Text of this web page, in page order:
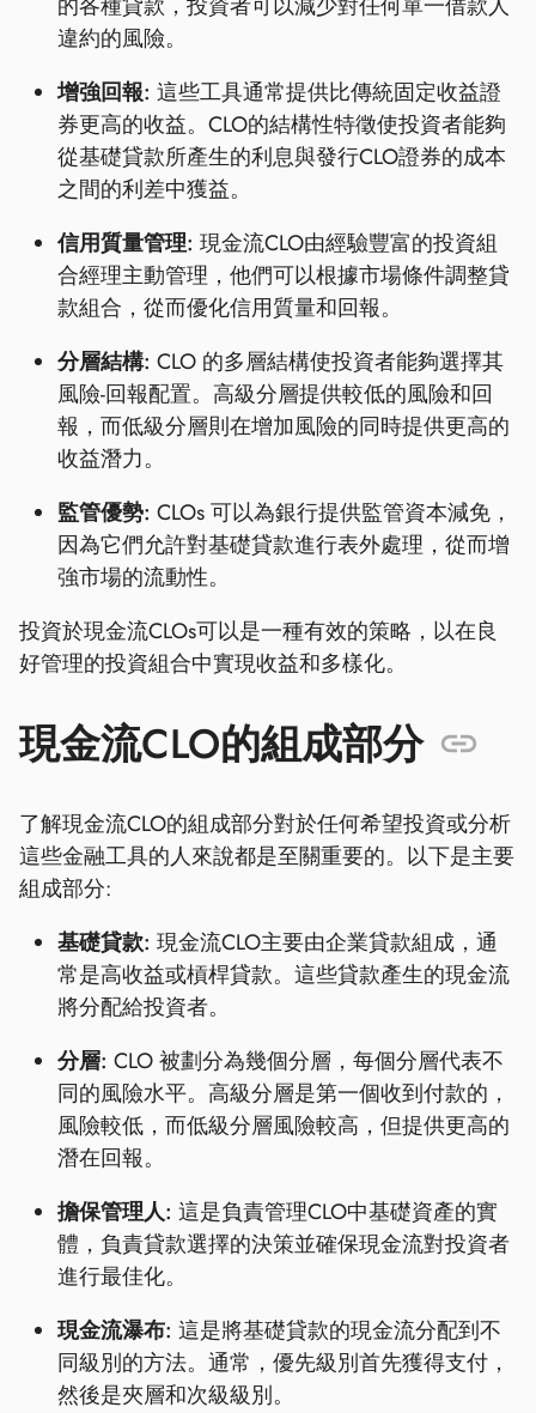
違約的風險。
增強回報: 這些工具通常提供比傳統固定收益證
券更高的收益。CLO的結構性特徵使投資者能夠
從基礎貸款所產生的利息與發行CLO證券的成本
之間的利差中獲益。
信用質量管理: 現金流CLO由經驗豐富的投資組
合經理主動管理，他們可以根據市場條件調整貸
款組合，從而優化信用質量和回報。
分層結構: CLO 的多層結構使投資者能夠選擇其
風險-回報配置。高級分層提供較低的風險和回
報，而低級分層則在增加風險的同時提供更高的
收益潛力。
監管優勢: CLOs 可以為銀行提供監管資本減免，
因為它們允許對基礎貸款進行表外處理，從而增
強市場的流動性。
投資於現金流CLOs可以是一種有效的策略，以在良
好管理的投資組合中實現收益和多樣化。
現金流CLO的組成部分
了解現金流CLO的組成部分對於任何希望投資或分析
這些金融工具的人來說都是至關重要的。以下是主要
組成部分:
基礎貸款: 現金流CLO主要由企業貸款組成，通
常是高收益或槓桿貸款。這些貸款產生的現金流
將分配給投資者。
分層: CLO 被劃分為幾個分層，每個分層代表不
同的風險水平。高級分層是第一個收到付款的，
風險較低，而低級分層風險較高，但提供更高的
潛在回報。
擔保管理人: 這是負責管理CLO中基礎資產的實
體，負責貸款選擇的決策並確保現金流對投資者
進行最佳化。
現金流瀑布: 這是將基礎貸款的現金流分配到不
同級別的方法。通常，優先級別首先獲得支付，
然後是夾層和次級級別。